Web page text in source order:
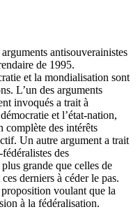
antisouverainistes
de 1995.
et la mondialisation sont
L’un des arguments
invoqués a trait à
et l’état-nation,
complète des intérêts
Un autre argument a trait
des
grande que celles de
derniers à céder le pas.
voulant que la
à la fédéralisation.